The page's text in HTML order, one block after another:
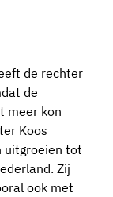
de rechter
de
meer kon
Koos
uitgroeien tot
Zij
ook met